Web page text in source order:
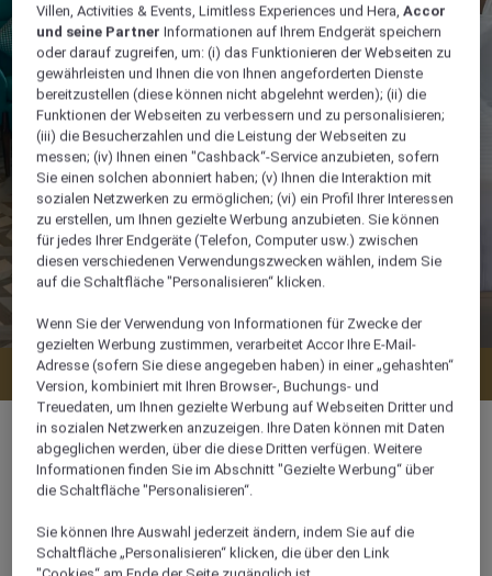
Verfügbarkeit anzeigen
87 m²
4 x
Villen, Activities & Events, Limitless Experiences und Hera,Accor
und seine Partner Informationen auf Ihrem Endgerät speichern
oder darauf zugreifen, um: (i) das Funktionieren der Webseiten zu
gewährleisten und Ihnen die von Ihnen angeforderten Dienste
bereitzustellen (diese können nicht abgelehnt werden); (ii) die
Funktionen der Webseiten zu verbessern und zu personalisieren;
(iii) die Besucherzahlen und die Leistung der Webseiten zu
messen; (iv) Ihnen einen "Cashback“-Service anzubieten, sofern
Sie einen solchen abonniert haben; (v) Ihnen die Interaktion mit
sozialen Netzwerken zu ermöglichen; (vi) ein Profil Ihrer Interessen
zu erstellen, um Ihnen gezielte Werbung anzubieten. Sie können
für jedes Ihrer Endgeräte (Telefon, Computer usw.) zwischen
diesen verschiedenen Verwendungszwecken wählen, indem Sie
auf die Schaltfläche "Personalisieren“ klicken.
Wenn Sie der Verwendung von Informationen für Zwecke der
gezielten Werbung zustimmen, verarbeitet Accor Ihre E-Mail-
Adresse (sofern Sie diese angegeben haben) in einer „gehashten“
Version, kombiniert mit Ihren Browser-, Buchungs- und
Treuedaten, um Ihnen gezielte Werbung auf Webseiten Dritter und
in sozialen Netzwerken anzuzeigen. Ihre Daten können mit Daten
abgeglichen werden, über die diese Dritten verfügen. Weitere
Informationen finden Sie im Abschnitt "Gezielte Werbung“ über
die Schaltfläche "Personalisieren“.
Sie können Ihre Auswahl jederzeit ändern, indem Sie auf die
Schaltfläche „Personalisieren“ klicken, die über den Link